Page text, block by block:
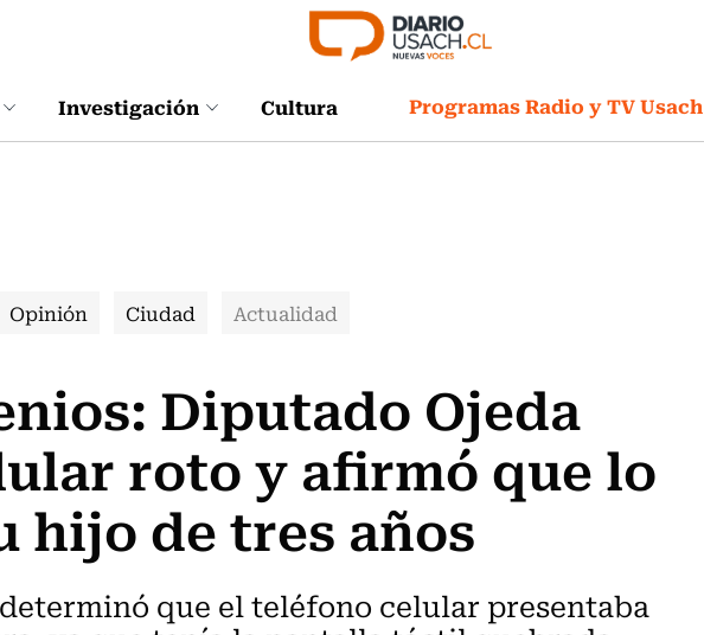
Investigación Cultura Programas Radio y TV Usach
Opinión Ciudad Actualidad
Diputado Ojeda
roto y afirmó que lo
hijo de tres años
que el teléfono celular presentaba